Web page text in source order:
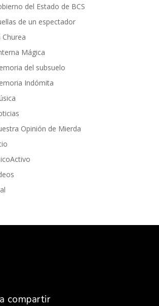
del Estado de BCS
de un espectador
Churea
Mágica
del subsuelo
Indómita
Opinión de Mierda
compartir